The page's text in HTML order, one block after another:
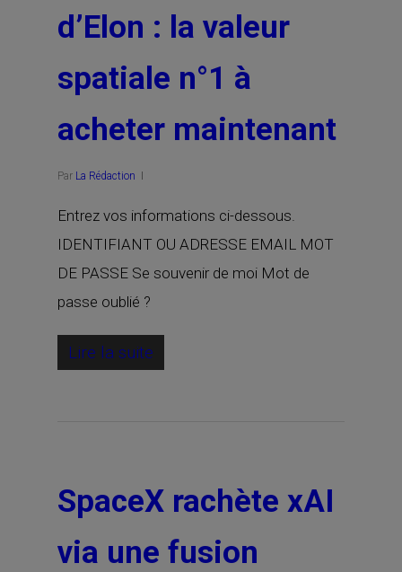
d’Elon : la valeur
spatiale n°1 à
acheter maintenant
Par La Rédaction
Entrez vos informations ci-dessous.
IDENTIFIANT OU ADRESSE EMAIL MOT
DE PASSE Se souvenir de moi Mot de
passe oublié ?
Lire la suite
SpaceX rachète xAI
via une fusion